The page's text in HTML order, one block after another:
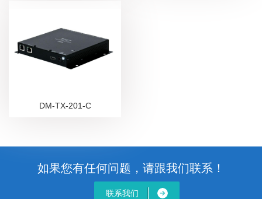
DM-TX-201-C
如果您有任何问题，请跟我们联系！
联系我们